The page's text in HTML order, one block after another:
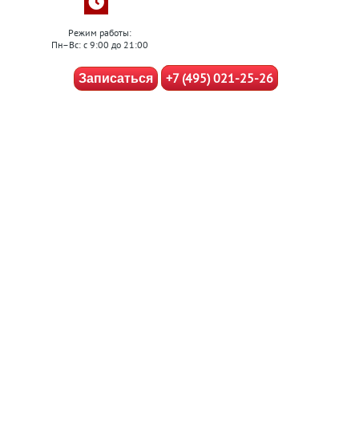
Режим работы:
Пн–Вс: с 9:00 до 21:00
Записаться +7 (495) 021-25-26